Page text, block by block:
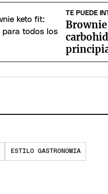
TE PUEDE
ESTILO GASTRONOMIA